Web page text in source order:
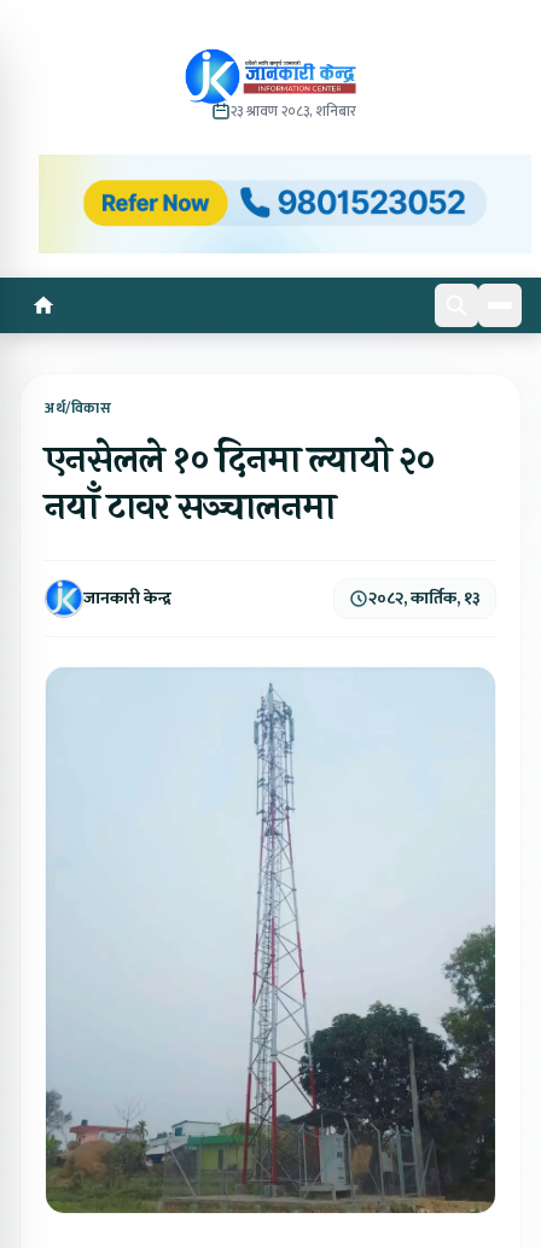
२३ श्रावण २०८३, शनिबार
अर्थ/विकास
एनसेलले १० दिनमा ल्यायो २०
नयाँ टावर सञ्चालनमा
जानकारी केन्द्र २०८२, कार्तिक, १३